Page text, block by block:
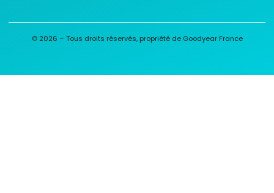
© 2026 – Tous droits réservés, propriété de Goodyear France